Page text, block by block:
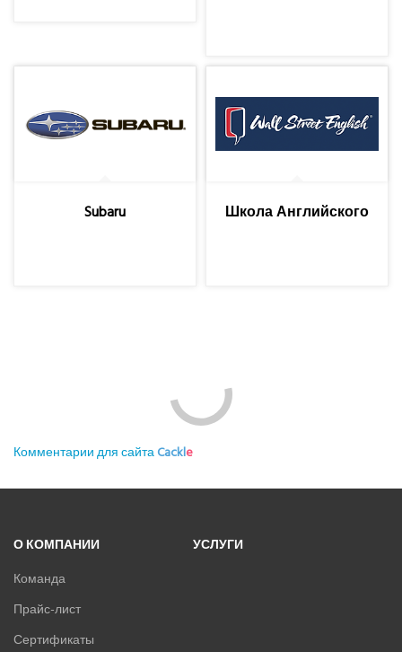
Subaru Школа Английского
Комментарии для сайтаCackle
О КОМПАНИИ
Команда
Прайс-лист
Сертификаты
УСЛУГИ